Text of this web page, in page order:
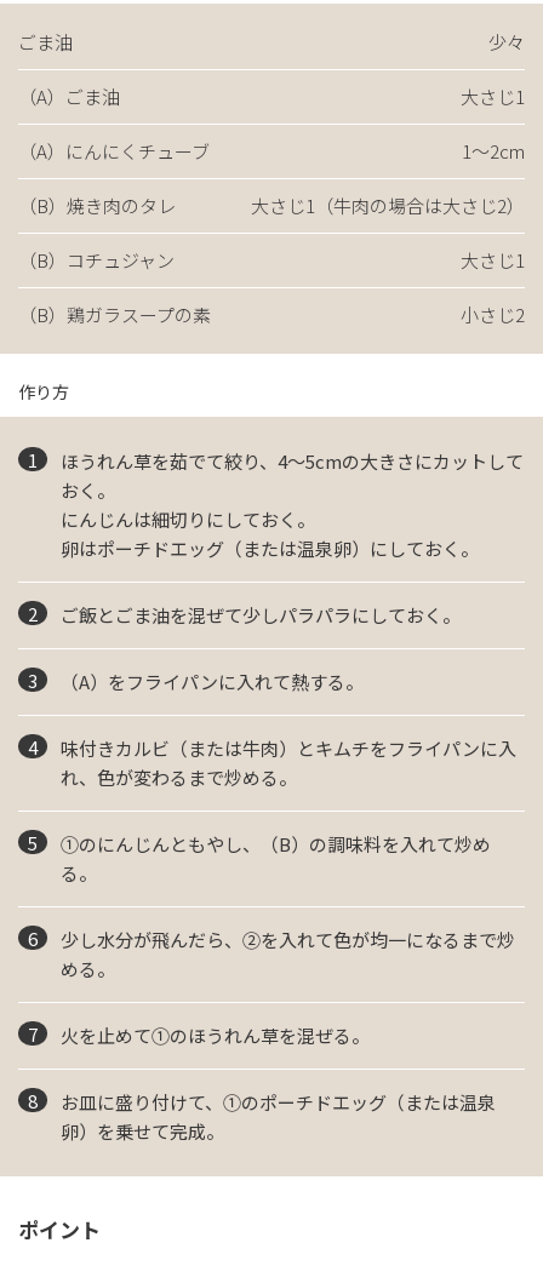
ごま油 少々
（A）ごま油 大さじ1
（A）にんにくチューブ 1～2cm
（B）焼き肉のタレ 大さじ1（牛肉の場合は大さじ2）
（B）コチュジャン 大さじ1
（B）鶏ガラスープの素 小さじ2
作り方
ほうれん草を茹でて絞り、4～5cmの大きさにカットして
おく。
にんじんは細切りにしておく。
卵はポーチドエッグ（または温泉卵）にしておく。
ご飯とごま油を混ぜて少しパラパラにしておく。
（A）をフライパンに入れて熱する。
味付きカルビ（または牛肉）とキムチをフライパンに入
れ、色が変わるまで炒める。
①のにんじんともやし、（B）の調味料を入れて炒め
る。
少し水分が飛んだら、②を入れて色が均一になるまで炒
める。
火を止めて①のほうれん草を混ぜる。
お皿に盛り付けて、①のポーチドエッグ（または温泉
卵）を乗せて完成。
ポイント